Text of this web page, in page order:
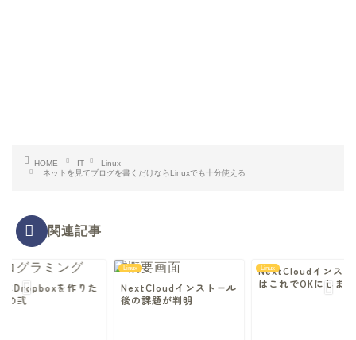
HOME IT
Linux
ネットを見てブログを書くだけならLinuxでも十分使える
関連記事
にDropboxを作りた
の弐
Linux
NextCloudインストール
後の課題が判明
Linux
NextCloudインスト
はこれでOKにしま